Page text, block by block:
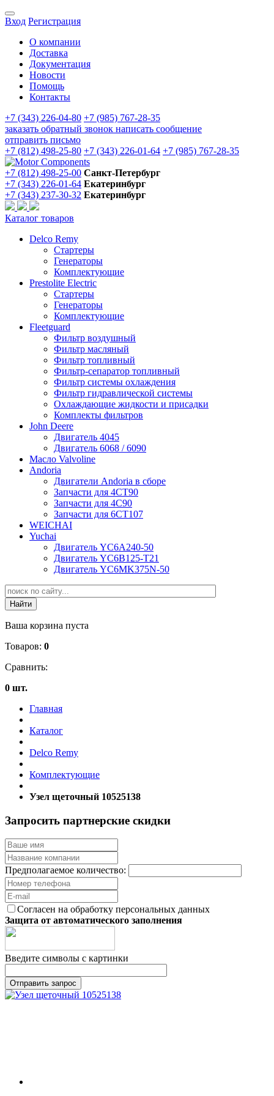
Вход Регистрация
О компании
Доставка
Документация
Новости
Помощь
Контакты
+7 (343) 226-04-80 +7 (985) 767-28-35
заказать обратный звонок написать сообщение
отправить письмо
+7 (812) 498-25-80 +7 (343) 226-01-64 +7 (985) 767-28-35
+7 (812) 498-25-00 Санкт-Петербург
+7 (343) 226-01-64 Екатеринбург
+7 (343) 237-30-32 Екатеринбург
Каталог товаров
Delco Remy
Стартеры
Генераторы
Комплектующие
Prestolite Electric
Стартеры
Генераторы
Комплектующие
Fleetguard
Фильтр воздушный
Фильтр масляный
Фильтр топливный
Фильтр-сепаратор топливный
Фильтр системы охлаждения
Фильтр гидравлической системы
Охлаждающие жидкости и присадки
Комплекты фильтров
John Deere
Двигатель 4045
Двигатель 6068 / 6090
Масло Valvoline
Andoria
Двигатели Andoria в сборе
Запчасти для 4CT90
Запчасти для 4С90
Запчасти для 6CT107
WEICHAI
Yuchai
Двигатель YC6A240-50
Двигатель YC6B125-T21
Двигатель YC6MK375N-50
Ваша корзина пуста
Товаров: 0
Сравнить:
0 шт.
Главная
Каталог
Delco Remy
Комплектующие
Узел щеточный 10525138
Запросить партнерские скидки
Предполагаемое количество:
Согласен на обработку персональных данных
Защита от автоматического заполнения
Введите символы с картинки